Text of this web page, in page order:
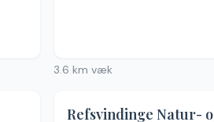
3.6 km væk